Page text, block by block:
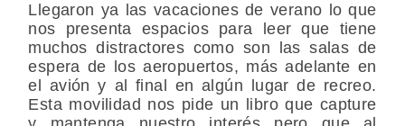
Llegaron ya las vacaciones de verano lo que
nos presenta espacios para leer que tiene
muchos distractores como son las salas de
espera de los aeropuertos, más adelante en
el avión y al final en algún lugar de recreo.
Esta movilidad nos pide un libro que capture